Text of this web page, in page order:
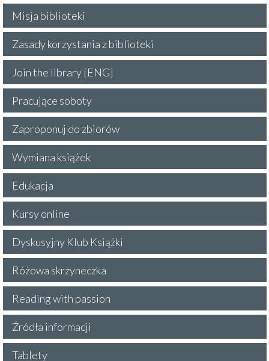
Misja biblioteki
Zasady korzystania z biblioteki
Join the library [ENG]
Pracujące soboty
Zaproponuj do zbiorów
Wymiana książek
Edukacja
Kursy online
Dyskusyjny Klub Książki
Różowa skrzyneczka
Reading with passion
Źródła informacji
Tablety